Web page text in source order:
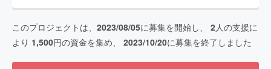
このプロジェクトは、 2023/08/05に募集を開始し、 2人の支援に
より 1,500円の資金を集め、 2023/10/20に募集を終了しました